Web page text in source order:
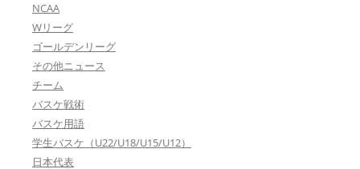
NCAA
Wリーグ
ゴールデンリーグ
その他ニュース
チーム
バスケ戦術
バスケ用語
学生バスケ（U22/U18/U15/U12）
日本代表